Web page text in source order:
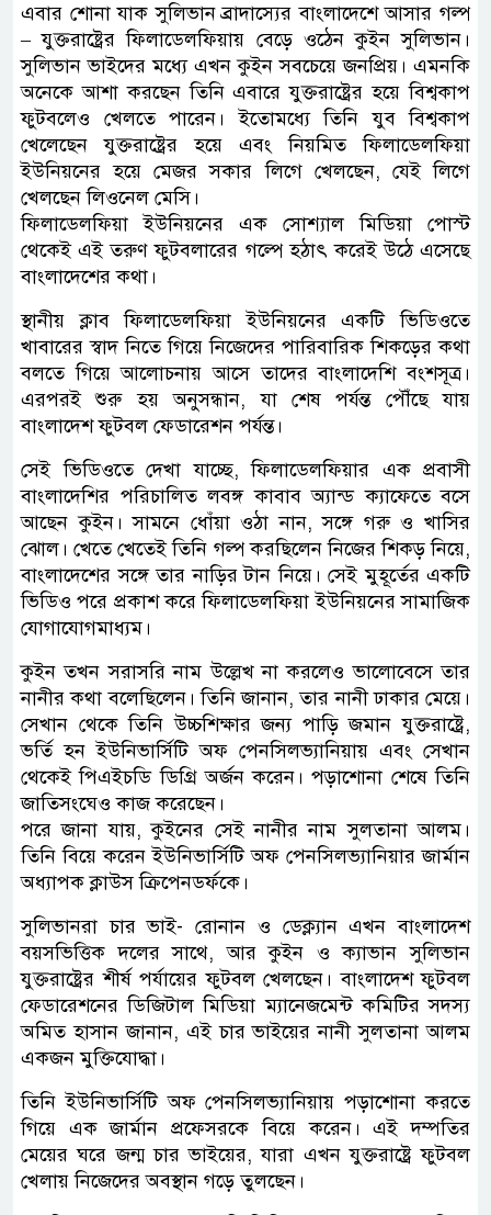
এবার শোনা যাক সুলিভান ব্রাদাস্যের বাংলাদেশে আসার গল্প
– যুক্তরাষ্ট্রের ফিলাডেলফিয়ায় বেড়ে ওঠেন কুইন সুলিভান।
সুলিভান ভাইদের মধ্যে এখন কুইন সবচেয়ে জনপ্রিয়। এমনকি
অনেকে আশা করছেন তিনি এবারে যুক্তরাষ্ট্রের হয়ে বিশ্বকাপ
ফুটবলেও খেলতে পারেন। ইতোমধ্যে তিনি যুব বিশ্বকাপ
খেলেছেন যুক্তরাষ্ট্রের হয়ে এবং নিয়মিত ফিলাডেলফিয়া
ইউনিয়নের হয়ে মেজর সকার লিগে খেলছেন, যেই লিগে
খেলছেন লিওনেল মেসি।
ফিলাডেলফিয়া ইউনিয়নের এক সোশ্যাল মিডিয়া পোস্ট
থেকেই এই তরুণ ফুটবলারের গল্পে হঠাৎ করেই উঠে এসেছে
বাংলাদেশের কথা।
স্থানীয় ক্লাব ফিলাডেলফিয়া ইউনিয়নের একটি ভিডিওতে
খাবারের স্বাদ নিতে গিয়ে নিজেদের পারিবারিক শিকড়ের কথা
বলতে গিয়ে আলোচনায় আসে তাদের বাংলাদেশি বংশসূত্র।
এরপরই শুরু হয় অনুসন্ধান, যা শেষ পর্যন্ত পৌঁছে যায়
বাংলাদেশ ফুটবল ফেডারেশন পর্যন্ত।
সেই ভিডিওতে দেখা যাচ্ছে, ফিলাডেলফিয়ার এক প্রবাসী
বাংলাদেশির পরিচালিত লবঙ্গ কাবাব অ্যান্ড ক্যাফেতে বসে
আছেন কুইন। সামনে ধোঁয়া ওঠা নান, সঙ্গে গরু ও খাসির
ঝোল। খেতে খেতেই তিনি গল্প করছিলেন নিজের শিকড় নিয়ে,
বাংলাদেশের সঙ্গে তার নাড়ির টান নিয়ে। সেই মুহূর্তের একটি
ভিডিও পরে প্রকাশ করে ফিলাডেলফিয়া ইউনিয়নের সামাজিক
যোগাযোগমাধ্যম।
কুইন তখন সরাসরি নাম উল্লেখ না করলেও ভালোবেসে তার
নানীর কথা বলেছিলেন। তিনি জানান, তার নানী ঢাকার মেয়ে।
সেখান থেকে তিনি উচ্চশিক্ষার জন্য পাড়ি জমান যুক্তরাষ্ট্রে,
ভর্তি হন ইউনিভার্সিটি অফ পেনসিলভ্যানিয়ায় এবং সেখান
থেকেই পিএইচডি ডিগ্রি অর্জন করেন। পড়াশোনা শেষে তিনি
জাতিসংঘেও কাজ করেছেন।
পরে জানা যায়, কুইনের সেই নানীর নাম সুলতানা আলম।
তিনি বিয়ে করেন ইউনিভার্সিটি অফ পেনসিলভ্যানিয়ার জার্মান
অধ্যাপক ক্লাউস ক্রিপেনডর্ফকে।
সুলিভানরা চার ভাই- রোনান ও ডেক্ল্যান এখন বাংলাদেশ
বয়সভিত্তিক দলের সাথে, আর কুইন ও ক্যাভান সুলিভান
যুক্তরাষ্ট্রের শীর্ষ পর্যায়ের ফুটবল খেলছেন। বাংলাদেশ ফুটবল
ফেডারেশনের ডিজিটাল মিডিয়া ম্যানেজমেন্ট কমিটির সদস্য
অমিত হাসান জানান, এই চার ভাইয়ের নানী সুলতানা আলম
একজন মুক্তিযোদ্ধা।
তিনি ইউনিভার্সিটি অফ পেনসিলভ্যানিয়ায় পড়াশোনা করতে
গিয়ে এক জার্মান প্রফেসরকে বিয়ে করেন। এই দম্পতির
মেয়ের ঘরে জন্ম চার ভাইয়ের, যারা এখন যুক্তরাষ্ট্রে ফুটবল
খেলায় নিজেদের অবস্থান গড়ে তুলছেন।